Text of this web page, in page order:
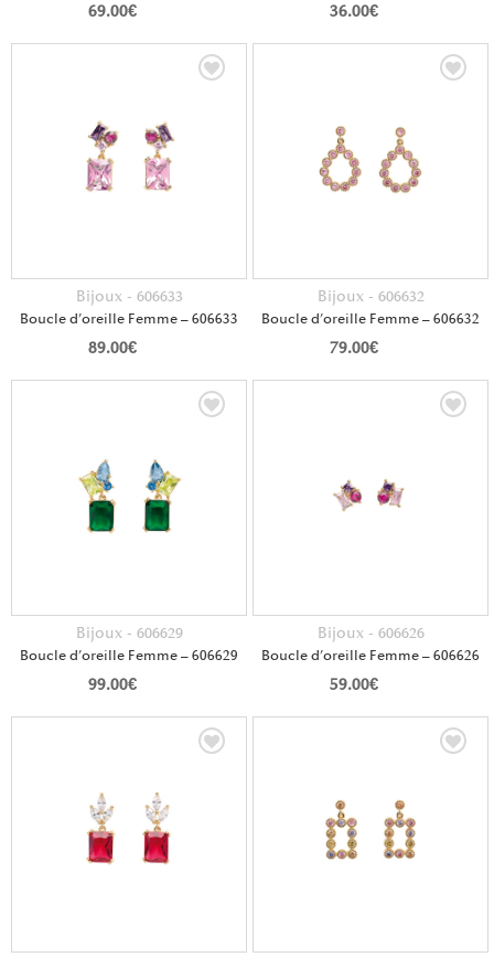
69.00€ 36.00€
Bijoux - 606633
Boucle d’oreille Femme – 606633
89.00€
Bijoux - 606632
Boucle d’oreille Femme – 606632
79.00€
Bijoux - 606629
Boucle d’oreille Femme – 606629
99.00€
Bijoux - 606626
Boucle d’oreille Femme – 606626
59.00€